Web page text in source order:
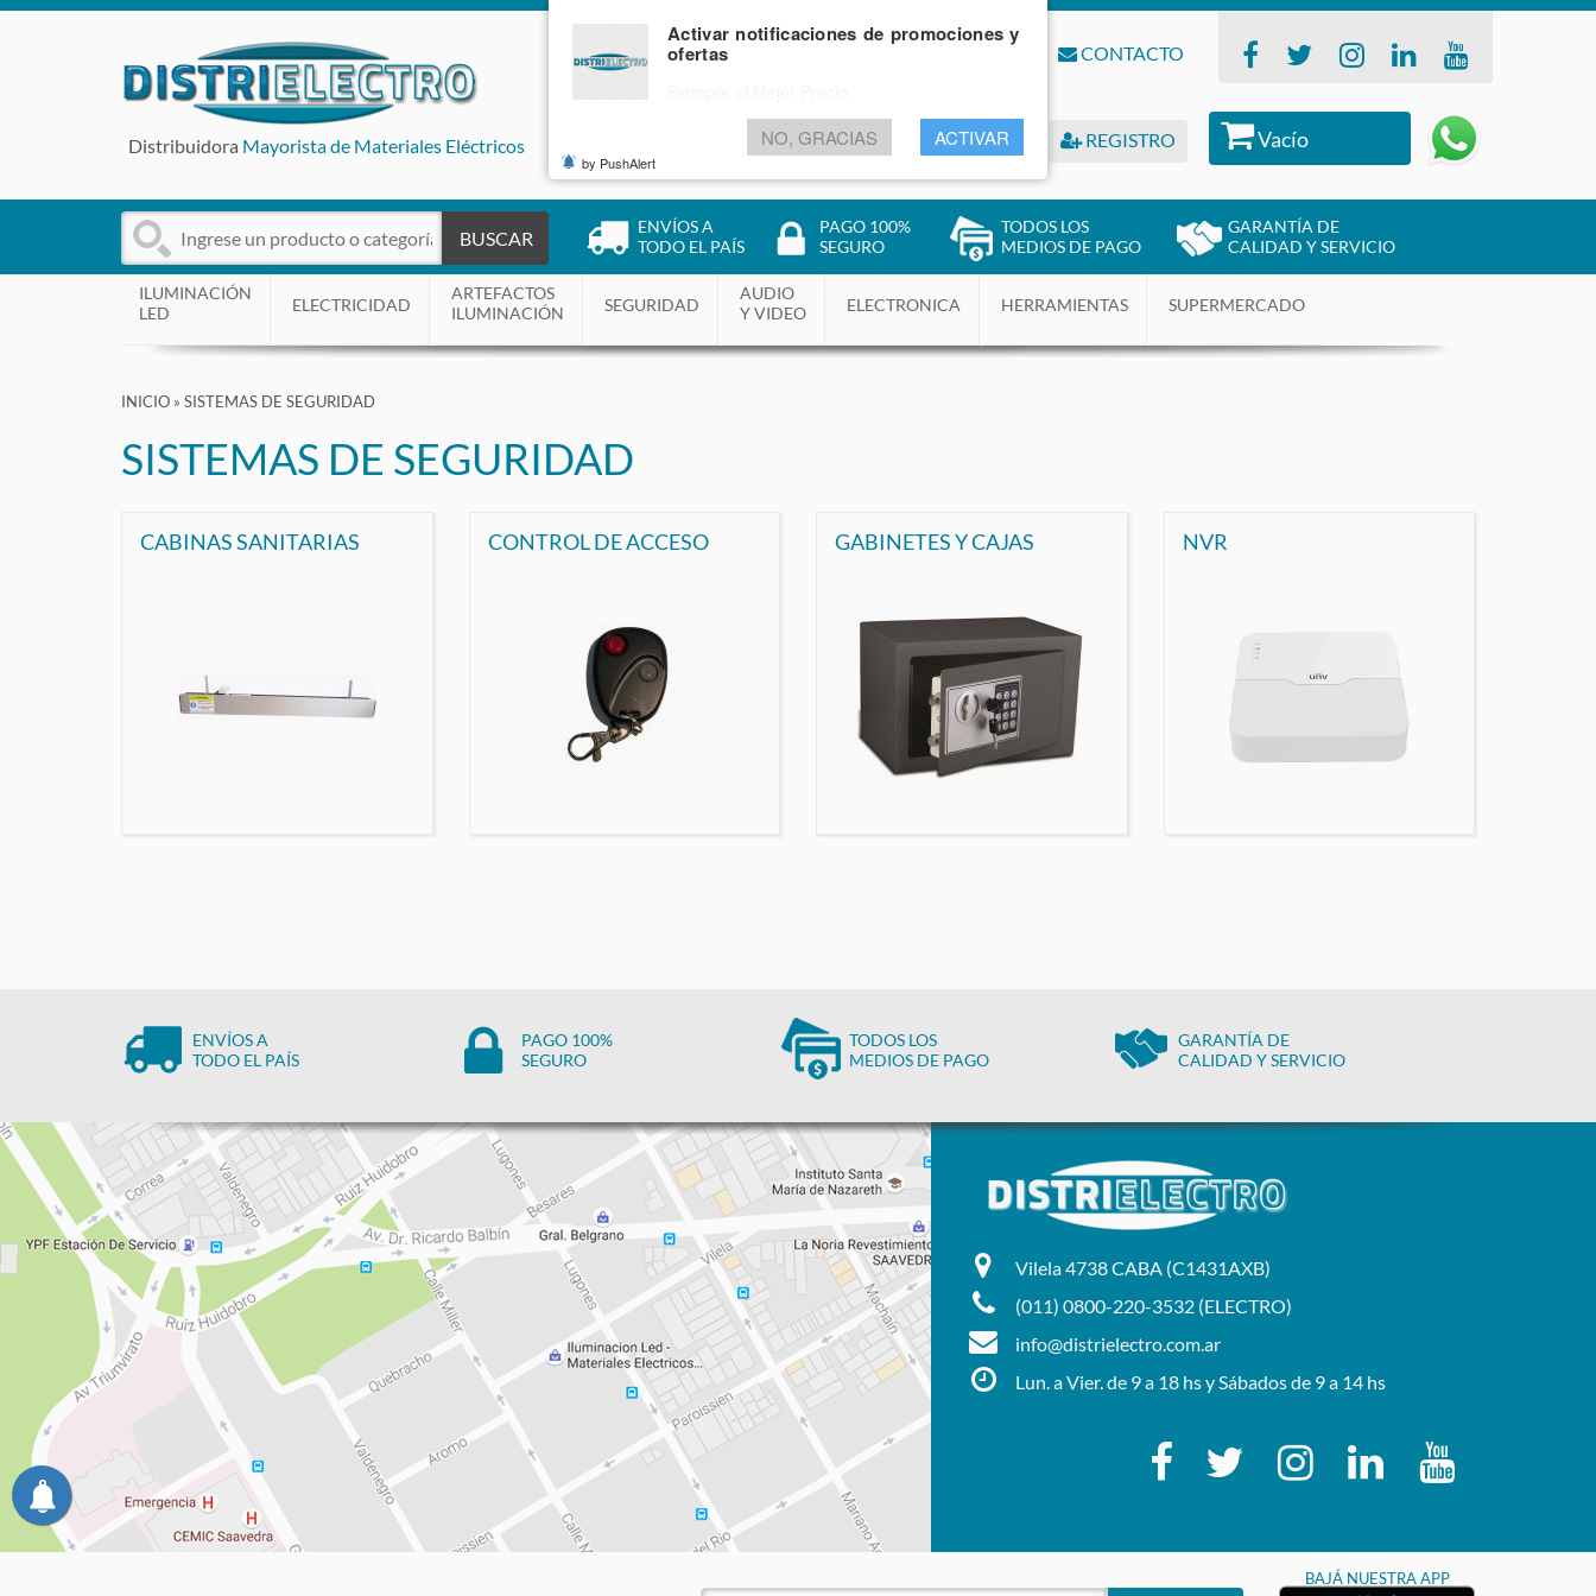
Distribuidora Mayorista de Materiales Eléctricos
BLOG CONTACTO
INGRESAR REGISTRO Vacío
BUSCAR
ENVÍOS A
TODO EL PAÍS
PAGO 100%
SEGURO
TODOS LOS
MEDIOS DE PAGO
GARANTÍA DE
CALIDAD Y SERVICIO
ILUMINACIÓN
LED
ELECTRICIDAD
ARTEFACTOS
ILUMINACIÓN
SEGURIDAD
AUDIO
Y VIDEO
ELECTRONICA HERRAMIENTAS SUPERMERCADO
INICIO » SISTEMAS DE SEGURIDAD
SISTEMAS DE SEGURIDAD
CABINAS SANITARIAS CONTROL DE ACCESO GABINETES Y CAJAS NVR
ENVÍOS A
TODO EL PAÍS
PAGO 100%
SEGURO
TODOS LOS
MEDIOS DE PAGO
GARANTÍA DE
CALIDAD Y SERVICIO
Vilela 4738 CABA (C1431AXB)
(011) 0800-220-3532 (ELECTRO)
info@distrielectro.com.ar
Lun. a Vier. de 9 a 18 hs y Sábados de 9 a 14 hs
BAJÁ NUESTRA APP
Activar notificaciones de promociones y
ofertas
NO, GRACIAS ACTIVAR
by PushAlert